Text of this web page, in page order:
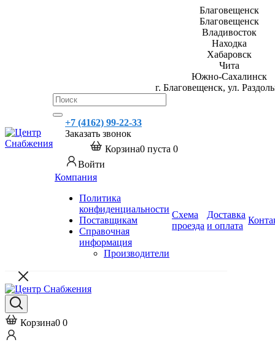
Благовещенск
Благовещенск
Владивосток
Находка
Хабаровск
Чита
Южно-Сахалинск
г. Благовещенск, ул.
+7 (4162) 99-22-33
Заказать звонок
Корзина0 пуста 0
Войти
Компания
Политика
конфиденциальности
Поставщикам
Справочная
информация
Производители
Схема
проезда
Доставка
и оплата
Корзина0 0